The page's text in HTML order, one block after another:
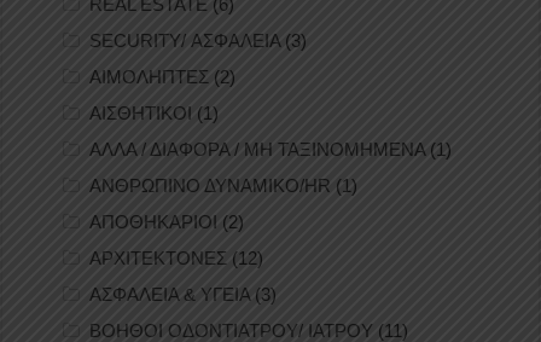
SECURITY/ ΑΣΦΑΛΕΙΑ(3)
ΑΙΜΟΛΗΠΤΕΣ (2)
ΑΙΣΘΗΤΙΚΟΙ (1)
ΑΛΛΑ / ΔΙΑΦΟΡΑ / ΜΗ ΤΑΞΙΝΟΜΗΜΕΝΑ(1)
ΑΝΘΡΩΠΙΝΟ ΔΥΝΑΜΙΚΟ/HR (1)
ΑΠΟΘΗΚΑΡΙΟΙ (2)
ΑΡΧΙΤΕΚΤΟΝΕΣ (12)
ΑΣΦΑΛΕΙΑ & ΥΓΕΙΑ (3)
ΒΟΗΘΟΙ ΟΔΟΝΤΙΑΤΡΟΥ/ ΙΑΤΡΟΥ (11)